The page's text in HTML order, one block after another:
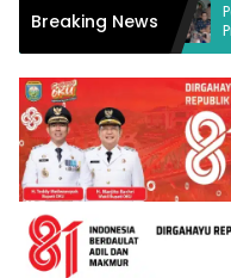
Breaking NewsPemkab OKU
Program 3